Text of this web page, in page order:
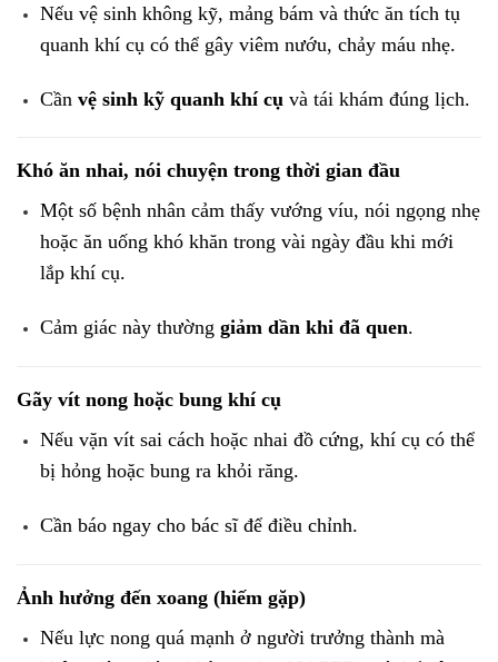
Nếu vệ sinh không kỹ, mảng bám và thức ăn tích tụ
quanh khí cụ có thể gây viêm nướu, chảy máu nhẹ.
Cần vệ sinh kỹ quanh khí cụ và tái khám đúng lịch.
Khó ăn nhai, nói chuyện trong thời gian đầu
Một số bệnh nhân cảm thấy vướng víu, nói ngọng nhẹ
hoặc ăn uống khó khăn trong vài ngày đầu khi mới
lắp khí cụ.
Cảm giác này thường giảm dần khi đã quen.
Gãy vít nong hoặc bung khí cụ
Nếu vặn vít sai cách hoặc nhai đồ cứng, khí cụ có thể
bị hỏng hoặc bung ra khỏi răng.
Cần báo ngay cho bác sĩ để điều chỉnh.
Ảnh hưởng đến xoang (hiếm gặp)
Nếu lực nong quá mạnh ở người trưởng thành mà